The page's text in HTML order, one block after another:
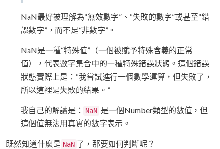
NaN最好被理解為“無效數字”、“失敗的數字”或甚至“錯
誤數字”，而不是“非數字”。
NaN是一種“特殊值”（一個被賦予特殊含義的正常
值），代表數字集合中的一種特殊錯誤狀態。這個錯誤
狀態實際上是：“我嘗試進行一個數學運算，但失敗了，
所以這裡是失敗的結果。”
我自己的解讀是： NaN 是一個Number類型的數值，但
這個值無法用真實的數字表示。
既然知道什麼是 NaN 了，那要如何判斷呢？